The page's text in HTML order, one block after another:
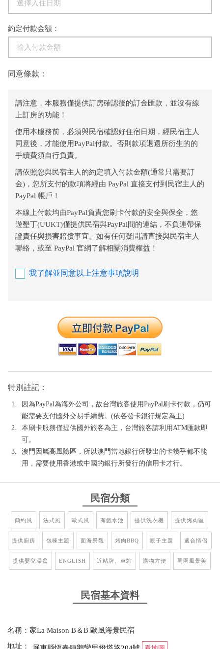
約定付款金額：
同意條款：
請注意，本服務僅提供訂房確認後的訂金匯款，並沒有線
上訂房的功能！
使用本服務前，必須與民宿確認好住宿日期，經民宿主人
同意後，才能使用PayPal付款。否則款項退還所衍生的的
手續費須自行負責。
請依照您與民宿主人的約定填入付款金額(通常只需要訂
金)，您所支付的款項將經由 PayPal 直接支付到民宿主人的
PayPal 帳戶！
本線上付款均由PayPal負責您刷卡付款的安全與保全，悠
遊墾丁(UUKT)僅提供民宿與PayPal間的連結，不負連帶保
證責任與損害賠償事宜。如有任何疑問請直接與民宿主人
聯絡，或至 PayPal 官網了解相關消費權益！
我了解並同意以上注意事項說明
特別註記：
因為PayPal為海外公司，故台灣旅客使用PayPal刷卡付款，仍可
能需要支付國外交易手續費。(依各發卡銀行規定為主)
本刷卡服務僅提供國外旅客為主，台灣旅客請利用ATM匯款即
可。
澳門因屬高風險區，所以澳門當地銀行所發出的卡幾乎都不能
用，需要使用香港或中國的銀行所發行的信用卡才行。
民宿分類
簡約風 法式風 歐式風 有戲水池 提供洗衣機 提供烤肉區
提供廚房 包棟主題 面海景觀 烤肉BBQ 親子主題 適合情侶
提供嬰兒澡盆 ENGLISH 近站牌、車站 購物方便 周圍風景美
民宿基本資料
名稱：家La Maison B＆B 歐風海景民宿
地址：